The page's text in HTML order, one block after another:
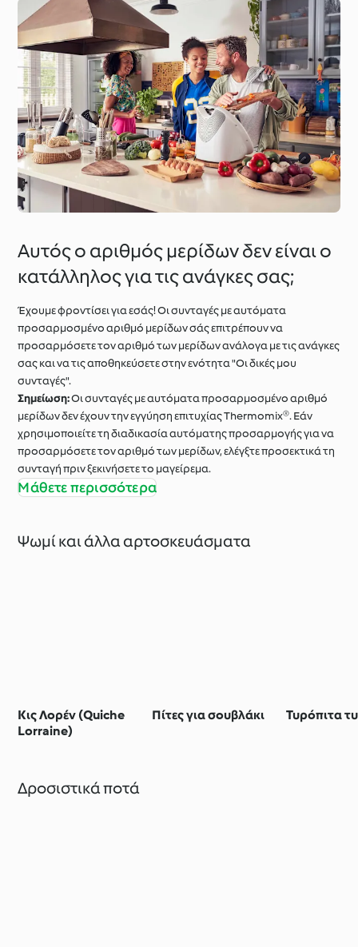
Αυτός ο αριθμός μερίδων δεν είναι ο
κατάλληλος για τις ανάγκες σας;
Έχουμε φροντίσει για εσάς! Οι συνταγές με αυτόματα
προσαρμοσμένο αριθμό μερίδων σάς επιτρέπουν να
προσαρμόσετε τον αριθμό των μερίδων ανάλογα με τις ανάγκες
σας και να τις αποθηκεύσετε στην ενότητα "Οι δικές μου
συνταγές".
Σημείωση:Οι συνταγές με αυτόματα προσαρμοσμένο αριθμό
μερίδων δεν έχουν την εγγύηση επιτυχίας Thermomix®. Εάν
χρησιμοποιείτε τη διαδικασία αυτόματης προσαρμογής για να
προσαρμόσετε τον αριθμό των μερίδων, ελέγξτε προσεκτικά τη
συνταγή πριν ξεκινήσετε το μαγείρεμα.
Μάθετε περισσότερα
Ψωμί και άλλα αρτοσκευάσματα
Κις Λορέν (Quiche
Lorraine)
Πίτες για σουβλάκι Τυρόπιτα
Δροσιστικά ποτά